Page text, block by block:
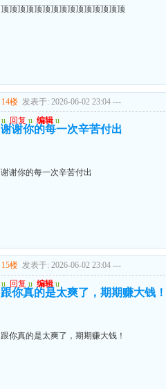
顶顶顶顶顶顶顶顶顶顶顶顶顶顶顶
14楼 发表于: 2026-06-02 23:04 ---
u 回复 u 编辑 u
谢谢你的每一次辛苦付出
谢谢你的每一次辛苦付出
15楼 发表于: 2026-06-02 23:04 ---
u 回复 u 编辑 u
跟你真的是太爽了，期期赚大钱！
跟你真的是太爽了，期期赚大钱！